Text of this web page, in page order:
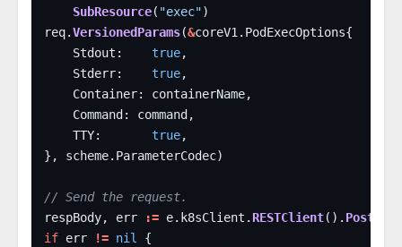
SubResource( "exec"
req.VersionedParams(&
	Stdout:
true
	Stderr:
true
	TTY:
true
// Send the request.
respBody, err
:= e.k8sClient. RESTClient(). Post
if err != nil